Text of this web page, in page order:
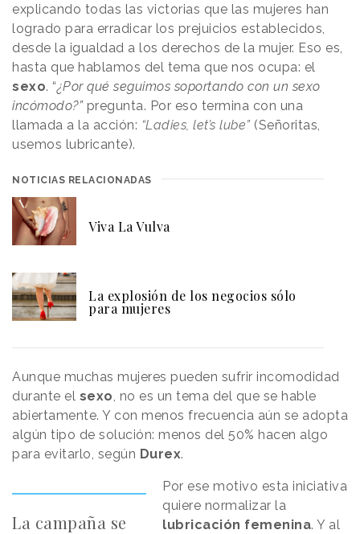
explicando todas las victorias que las mujeres han
logrado para erradicar los prejuicios establecidos,
desde la igualdad a los derechos de la mujer. Eso es,
hasta que hablamos del tema que nos ocupa: el
sexo. “¿Por qué seguimos soportando con un sexo
incómodo?”pregunta. Por eso termina con una
llamada a la acción: “Ladies, let’s lube” (Señoritas,
usemos lubricante).
NOTICIAS RELACIONADAS
Viva La Vulva
La explosión de los negocios sólo
para mujeres
Aunque muchas mujeres pueden sufrir incomodidad
durante el sexo, no es un tema del que se hable
abiertamente. Y con menos frecuencia aún se adopta
algún tipo de solución: menos del 50% hacen algo
para evitarlo, según Durex.
La campaña se
Por ese motivo esta iniciativa
quiere normalizar la
lubricación femenina. Y al